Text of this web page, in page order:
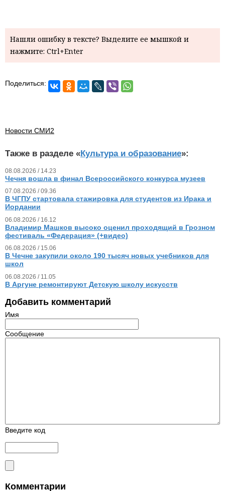
Нашли ошибку в тексте? Выделите ее мышкой и
нажмите: Ctrl+Enter
Поделиться:
Новости СМИ2
Также в разделе «Культура и образование»:
08.08.2026 / 14.23
Чечня вошла в финал Всероссийского конкурса музеев
07.08.2026 / 09.36
В ЧГПУ стартовала стажировка для студентов из Ирака и
Иордании
06.08.2026 / 16.12
Владимир Машков высоко оценил проходящий в Грозном
фестиваль «Федерация» (+видео)
06.08.2026 / 15.06
В Чечне закупили около 190 тысяч новых учебников для
школ
06.08.2026 / 11.05
В Аргуне ремонтируют Детскую школу искусств
Добавить комментарий
Имя
Сообщение
Введите код
Комментарии